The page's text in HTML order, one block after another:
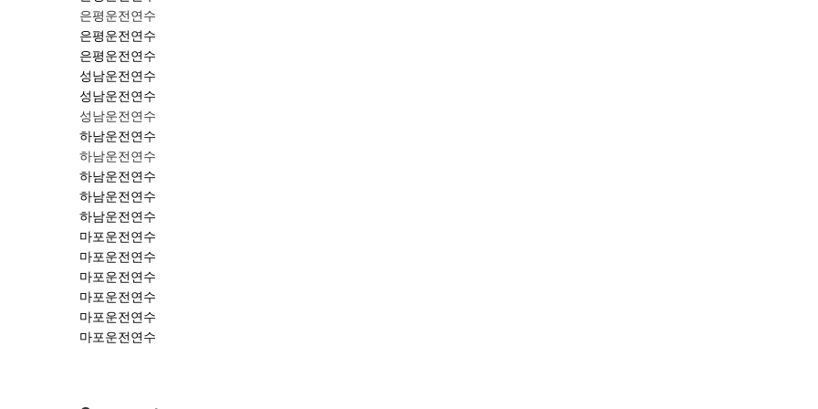
은평운전연수
은평운전연수
은평운전연수
성남운전연수
성남운전연수
성남운전연수
하남운전연수
하남운전연수
하남운전연수
하남운전연수
하남운전연수
마포운전연수
마포운전연수
마포운전연수
마포운전연수
마포운전연수
마포운전연수